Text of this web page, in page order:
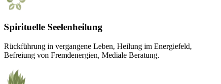
Spirituelle Seelenheilung
Rückführung in vergangene Leben, Heilung im Energiefeld,
Befreiung von Fremdenergien, Mediale Beratung.